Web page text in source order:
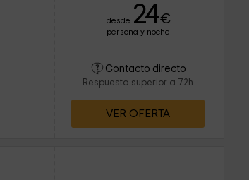
desde 24€
persona y noche
Contacto directo
Respuesta superior a 72h
VER OFERTA